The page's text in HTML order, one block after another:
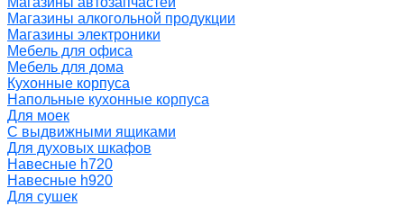
Магазины алкогольной продукции
Магазины электроники
Мебель для офиса
Мебель для дома
Кухонные корпуса
Напольные кухонные корпуса
Для моек
С выдвижными ящиками
Для духовых шкафов
Навесные h720
Навесные h920
Для сушек